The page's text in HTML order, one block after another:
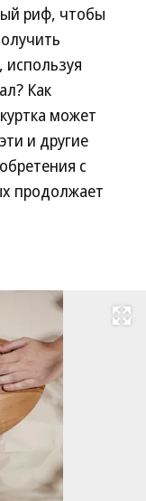
риф, чтобы
Как
может
и другие
с
продолжает
Развернуть